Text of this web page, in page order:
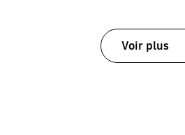
Voir plus